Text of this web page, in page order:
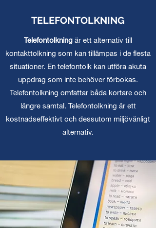
TELEFONTOLKNING
Telefontolkning är ett alternativ till
kontakttolkning som kan tillämpas i de flesta
situationer. En telefontolk kan utföra akuta
uppdrag som inte behöver förbokas.
Telefontolkning omfattar båda kortare och
längre samtal. Telefontolkning är ett
kostnadseffektivt och dessutom miljövänligt
alternativ.